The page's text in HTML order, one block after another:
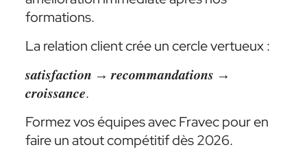
formations.
La relation client crée un cercle vertueux :
𝒔𝒂𝒕𝒊𝒔𝒇𝒂𝒄𝒕𝒊𝒐𝒏 → 𝒓𝒆𝒄𝒐𝒎𝒎𝒂𝒏𝒅𝒂𝒕𝒊𝒐𝒏𝒔 →
𝒄𝒓𝒐𝒊𝒔𝒔𝒂𝒏𝒄𝒆.
Formez vos équipes avec Fravec pour en
faire un atout compétitif dès 2026.